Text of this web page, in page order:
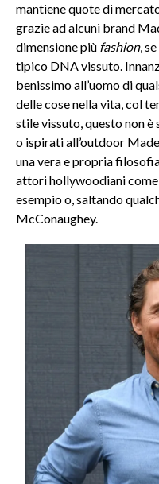
mantiene quote di
grazie ad alcuni brand
dimensione più fashion,
tipico DNA vissuto.
benissimo all’uomo di
delle cose nella vita, col
stile vissuto, questo non
o ispirati all’outdoor
una vera e propria
attori hollywoodiani come
esempio o, saltando
McConaughey.